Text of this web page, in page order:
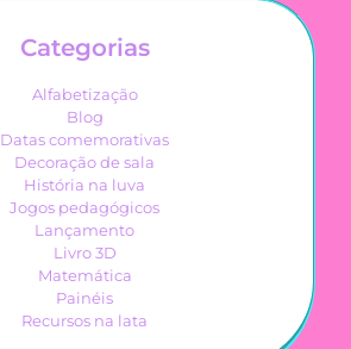
Categorias
Alfabetização
Blog
Datas comemorativas
Decoração de sala
História na luva
Jogos pedagógicos
Lançamento
Livro 3D
Matemática
Painéis
Recursos na lata